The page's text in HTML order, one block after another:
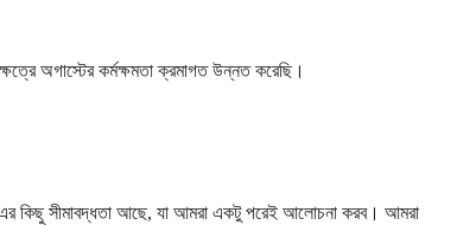
অগাস্টের কর্মক্ষমতা ক্রমাগত উন্নত করেছি।
এর কিছু সীমাবদ্ধতা আছে, যা আমরা একটু পরেই আলোচনা করব। আমরা